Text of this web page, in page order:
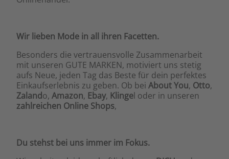
Wir lieben Mode in all ihren Facetten.
Besonders die vertrauensvolle Zusammenarbeit
mit unseren GUTE MARKEN, motiviert uns stetig
aufs Neue, jeden Tag das Beste für dein perfektes
Einkaufserlebnis zu geben. Ob bei About You, Otto,
Zalando, Amazon, Ebay, Klingel oder in unseren
zahlreichen Online Shops,
Du stehst bei uns immer im Fokus.